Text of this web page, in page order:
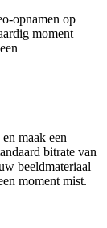
opnamen op
moment
maak een
bitrate van
beeldmateriaal
moment mist.